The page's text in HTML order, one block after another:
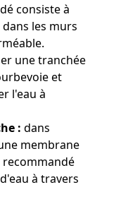
consiste à
les murs
une tranchée
et
l'eau à
: dans
membrane
à travers